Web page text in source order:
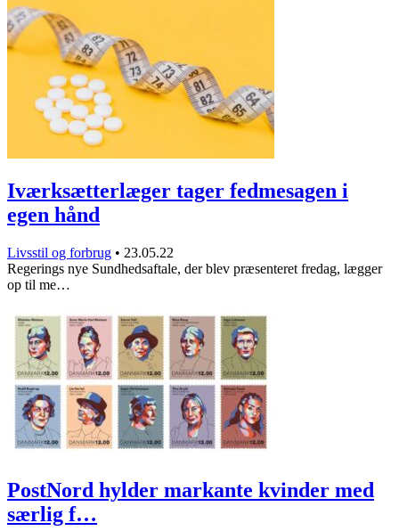
Iværksætterlæger tager fedmesagen i
egen hånd
Livsstil og forbrug • 23.05.22
Regerings nye Sundhedsaftale, der blev præsenteret fredag, lægger
op til me…
PostNord hylder markante kvinder med
særlig f…